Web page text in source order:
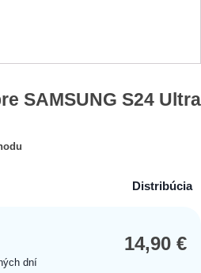
SAMSUNG S24 Ultra
Distribúcia
dní
14,90€